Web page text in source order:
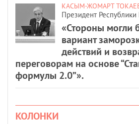
КАСЫМ-ЖОМАРТ
Президент Республики
«Стороны могли
вариант
действий и
переговорам на основе
формулы 2.0”».
КОЛОНКИ